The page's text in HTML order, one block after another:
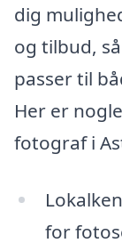
dig
og tilbud,
passer til
Her er
fotograf i
for